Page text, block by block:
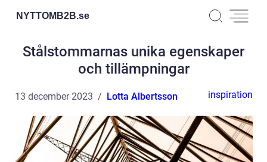
NYTTOMB2B.se
Stålstommarnas unika egenskaper
och tillämpningar
13 december 2023 Lotta Albertsson inspiration